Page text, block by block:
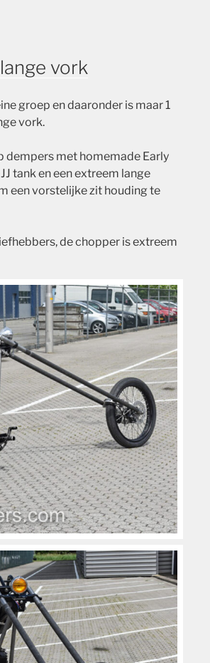
vork
groep en daaronder is maar 1
vork.
met homemade Early
tank en een extreem lange
een vorstelijke zit houding te
de chopper is extreem